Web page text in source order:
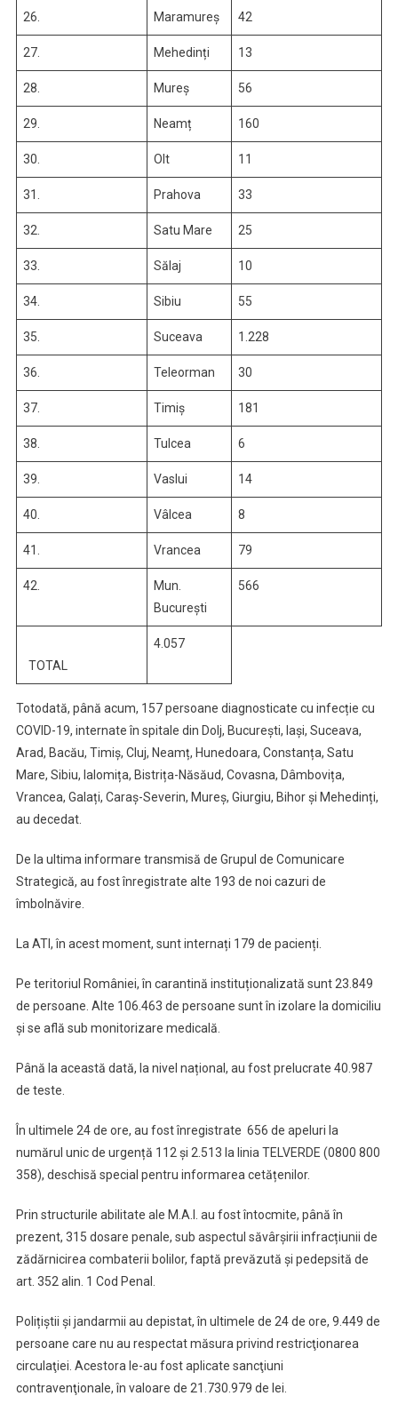
26. Maramureș 42
27. Mehedinți 13
28. Mureș 56
29. Neamț 160
30. Olt 11
31. Prahova 33
32. Satu Mare 25
33. Sălaj 10
34. Sibiu 55
35. Suceava 1.228
36. Teleorman 30
37. Timiș 181
38. Tulcea 6
39. Vaslui 14
40. Vâlcea 8
41. Vrancea 79
42.
Mun.
București
566
TOTAL
4.057
Totodată, până acum, 157 persoane diagnosticate cu infecție cu
COVID-19, internate în spitale din Dolj, București, Iași, Suceava,
Arad, Bacău, Timiș, Cluj, Neamț, Hunedoara, Constanța, Satu
Mare, Sibiu, Ialomița, Bistrița-Năsăud, Covasna, Dâmbovița,
Vrancea, Galați, Caraș-Severin, Mureș, Giurgiu, Bihor și Mehedinți,
au decedat.
De la ultima informare transmisă de Grupul de Comunicare
Strategică, au fost înregistrate alte 193 de noi cazuri de
îmbolnăvire.
La ATI, în acest moment, sunt internați 179 de pacienți.
Pe teritoriul României, în carantină instituționalizată sunt 23.849
de persoane. Alte 106.463 de persoane sunt în izolare la domiciliu
și se află sub monitorizare medicală.
Până la această dată, la nivel național, au fost prelucrate 40.987
de teste.
În ultimele 24 de ore, au fost înregistrate 656 de apeluri la
numărul unic de urgență 112 și 2.513 la linia TELVERDE (0800 800
358), deschisă special pentru informarea cetățenilor.
Prin structurile abilitate ale M.A.I. au fost întocmite, până în
prezent, 315 dosare penale, sub aspectul săvârșirii infracțiunii de
zădărnicirea combaterii bolilor, faptă prevăzută şi pedepsită de
art. 352 alin. 1 Cod Penal.
Polițiștii și jandarmii au depistat, în ultimele de 24 de ore, 9.449 de
persoane care nu au respectat măsura privind restricţionarea
circulaţiei. Acestora le-au fost aplicate sancţiuni
contravenţionale, în valoare de 21.730.979 de lei.